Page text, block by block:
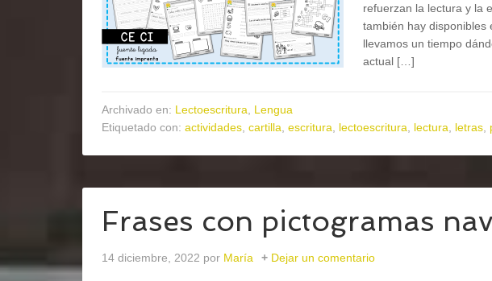
refuerzan la lectura y la
también hay disponibles
llevamos un tiempo
actual […]
Archivado en: Lectoescritura
Lengua
Etiquetado con: actividades cartilla escritura lectoescritura lectura letras
Frases con pictogramas
14 diciembre, 2022 por María Dejar un comentario